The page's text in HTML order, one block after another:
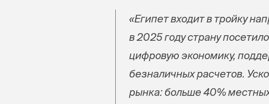
«Египет входит в тройку
в 2025 году страну
цифровую экономику,
безналичных расчетов.
рынка: больше 40%